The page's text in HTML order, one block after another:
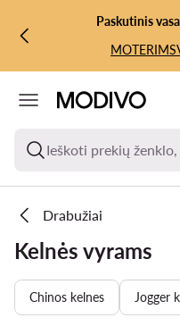
PEREITI PRIE
PEREITI Į PAIEŠKĄ
Paskutinis
MOTERIMS
Ieškoti prekių
Drabužiai
Kelnės vyrams
Chinos kelnes Jogger